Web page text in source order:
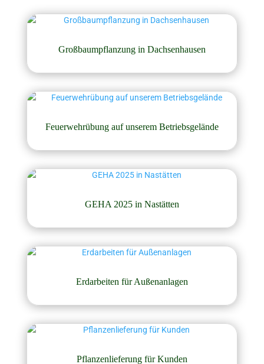
Großbaumpflanzung in Dachsenhausen
Feuerwehrübung auf unserem Betriebsgelände
GEHA 2025 in Nastätten
Erdarbeiten für Außenanlagen
Pflanzenlieferung für Kunden